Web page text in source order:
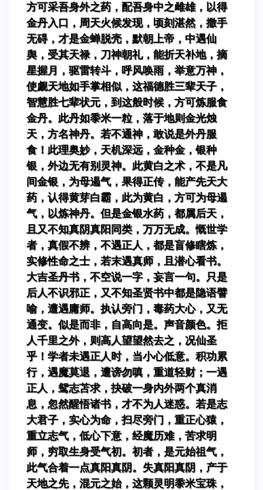
方可采吾身外之药，配吾身中之雌雄，以得
金丹入口，周天火候发现，顷刻湛然，撒手
无碍，才是金蝉脱壳，默朝上帝，中遇仙
舆，受其天禄，刀神朝礼，能折天补地，摘
星握月，驱雷转斗，呼风唤雨，举意万神，
使觑天地如手掌相似，这福德胜三辈天子，
智慧胜七辈状元，到这般时候，方可炼服食
金丹。此丹如黍米一粒，落于地则金光烛
天，方名神丹。若不通神，敢说是外丹服
食！此理奥妙，天机深远，金种金，银种
银，外边无有别灵神。此黄白之术，不是凡
间金银，为母遏气，果得正传，能产先天大
药，认得黄芽白霸，此为黄白，方可为母遏
气，以炼神丹。但是金银水药，都属后天，
且又不知真阴真阳同类，万万无成。慨世学
者，真假不辨，不遇正人，都是盲修瞎炼，
实修性命之士，若末遇真师，且潜心看书。
大吉圣丹书，不空说一字，妄言一句。只是
后人不识邪正，又不知圣贤书中都是隐语譬
喻，遭遇庸师。执认旁门，毒药大心，又无
通变。似是而非，自高向是。声音颜色。拒
人千里之外，则高人望望然去之，况仙圣
乎！学者未遇正人时，当小心低意。积功累
行，遇魔莫退，遭谤勿嗔，重道轻财；一遇
正人，鸳志苫求，抉破一身内外两个真消
息，忽然醒悟诸书，才不为人迷惑。若是志
大君子，实心为命，扫尽旁门，重正心猿，
重立志气，低心下意，经魔历难，苦求明
师，穷取生身受气初。初者，是元始祖气，
此气合着一点真阳真阴。失真阳真阴，产于
天地之先，混元之始，这颗灵明黍米宝珠，